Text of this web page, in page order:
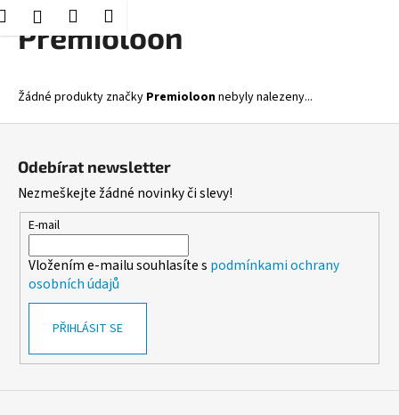
Přejít
HledatPřihlášení
Nákupní
košík
Menu
Premioloon
Žádné produkty značky Premioloonnebyly nalezeny...
K
o
Zpět
Zpět
C
o
o
t
ř
e
b
u
n
Odebírat newsletter
Nezmeškejte žádné novinky či slevy!
E-mail
Vložením e-mailu souhlasíte s podmínkami ochrany
osobních údajů
PŘIHLÁSIT SE